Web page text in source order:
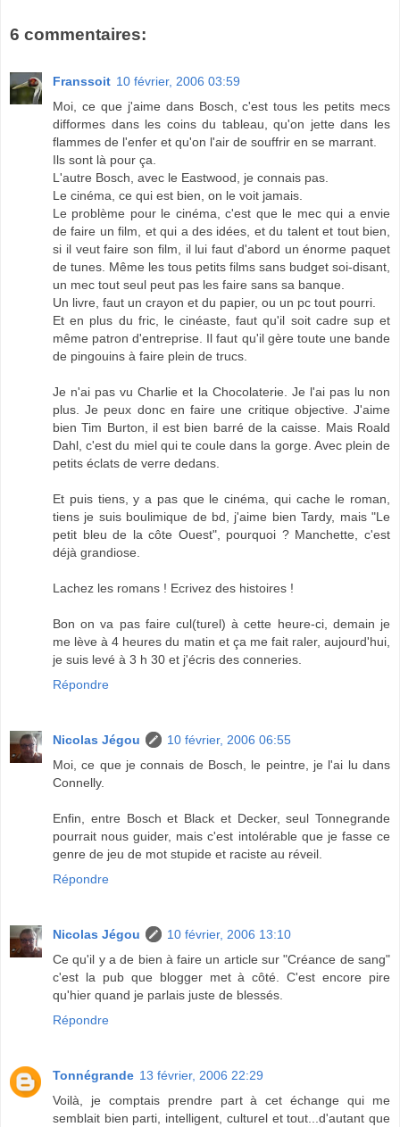
6 commentaires:
Franssoit 10 février, 2006 03:59
Moi, ce que j'aime dans Bosch, c'est tous les petits mecs
difformes dans les coins du tableau, qu'on jette dans les
flammes de l'enfer et qu'on l'air de souffrir en se marrant.
Ils sont là pour ça.
L'autre Bosch, avec le Eastwood, je connais pas.
Le cinéma, ce qui est bien, on le voit jamais.
Le problème pour le cinéma, c'est que le mec qui a envie
de faire un film, et qui a des idées, et du talent et tout bien,
si il veut faire son film, il lui faut d'abord un énorme paquet
de tunes. Même les tous petits films sans budget soi-disant,
un mec tout seul peut pas les faire sans sa banque.
Un livre, faut un crayon et du papier, ou un pc tout pourri.
Et en plus du fric, le cinéaste, faut qu'il soit cadre sup et
même patron d'entreprise. Il faut qu'il gère toute une bande
de pingouins à faire plein de trucs.
Je n'ai pas vu Charlie et la Chocolaterie. Je l'ai pas lu non
plus. Je peux donc en faire une critique objective. J'aime
bien Tim Burton, il est bien barré de la caisse. Mais Roald
Dahl, c'est du miel qui te coule dans la gorge. Avec plein de
petits éclats de verre dedans.
Et puis tiens, y a pas que le cinéma, qui cache le roman,
tiens je suis boulimique de bd, j'aime bien Tardy, mais "Le
petit bleu de la côte Ouest", pourquoi ? Manchette, c'est
déjà grandiose.
Lachez les romans ! Ecrivez des histoires !
Bon on va pas faire cul(turel) à cette heure-ci, demain je
me lève à 4 heures du matin et ça me fait raler, aujourd'hui,
je suis levé à 3 h 30 et j'écris des conneries.
Répondre
Nicolas Jégou
10 février, 2006 06:55
Moi, ce que je connais de Bosch, le peintre, je l'ai lu dans
Connelly.
Enfin, entre Bosch et Black et Decker, seul Tonnegrande
pourrait nous guider, mais c'est intolérable que je fasse ce
genre de jeu de mot stupide et raciste au réveil.
Répondre
Nicolas Jégou
10 février, 2006 13:10
Ce qu'il y a de bien à faire un article sur "Créance de sang"
c'est la pub que blogger met à côté. C'est encore pire
qu'hier quand je parlais juste de blessés.
Répondre
Tonnégrande 13 février, 2006 22:29
Voilà, je comptais prendre part à cet échange qui me
semblait bien parti, intelligent, culturel et tout...d'autant que